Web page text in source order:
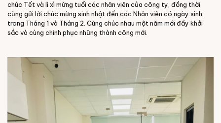
chúc Tết và lì xì mừng tuổi các nhân viên của công ty, đồng thời
cũng gửi lời chúc mừng sinh nhật đến các Nhân viên có ngày sinh
trong Tháng 1 và Tháng 2. Cùng chúc nhau một năm mới đầy khởi
sắc và cùng chinh phục những thành công mới.